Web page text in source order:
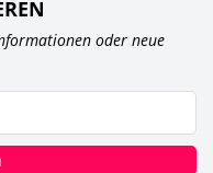
oder neue